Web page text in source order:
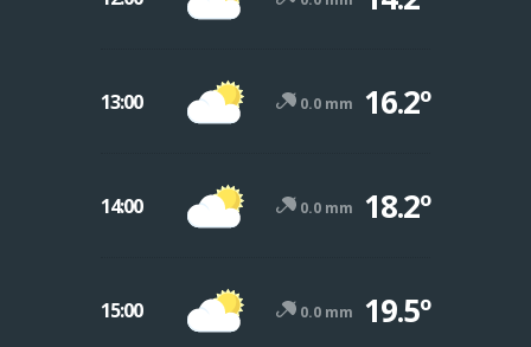
13:00 0.0 mm 16.2º
14:00 0.0 mm 18.2º
15:00 0.0 mm 19.5º